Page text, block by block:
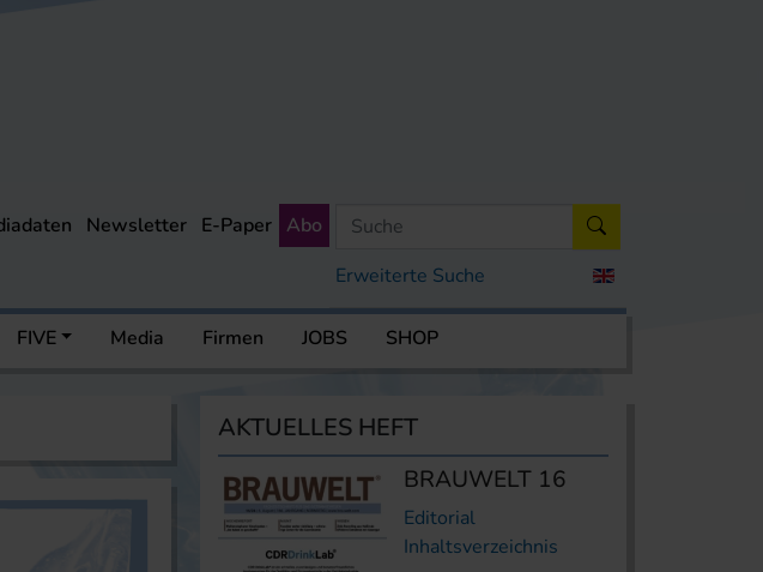
Erweiterte Suche
Newsletter E-Paper Abo
FIVE Media Firmen JOBS SHOP
AKTUELLES HEFT
BRAUWELT 16
Editorial
Inhaltsverzeichnis